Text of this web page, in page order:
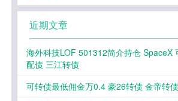
近期文章
海外科技LOF 501312简介持仓 SpaceX
配债 三江转债
可转债最低佣金万0.4 豪26转债 金帝转